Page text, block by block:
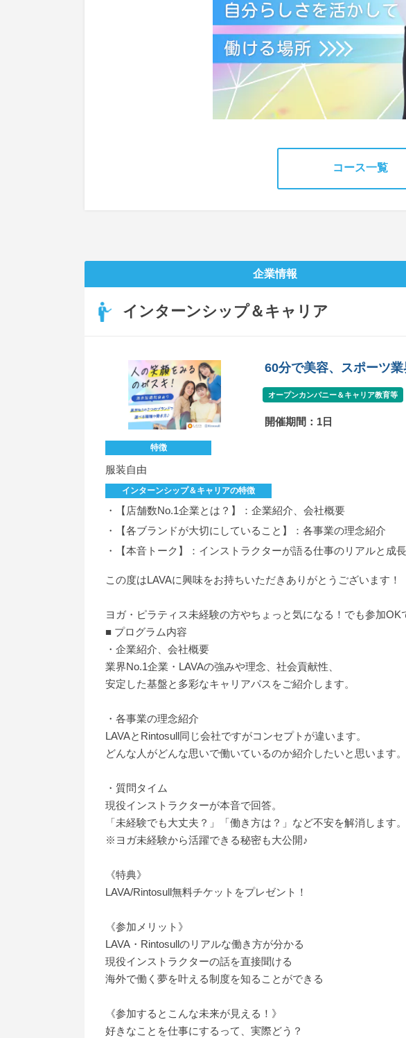
コース一覧
企業情報
インターンシップ＆キャリア
60分で美容、スポーツ
オープンカンパニー＆キャリア教育等
開催期間：1日
特徴
服装自由
インターンシップ＆キャリアの特徴
・【店舗数No.1企業とは？】：企業紹介、会社概要
・【各ブランドが大切にしていること】：各事業の理念紹介
・【本音トーク】：インストラクターが語る仕事のリアルと成長
この度はLAVAに興味をお持ちいただきありがとうございます！
ヨガ・ピラティス未経験の方やちょっと気になる！でも参加OK
■ プログラム内容
・企業紹介、会社概要
業界No.1企業・LAVAの強みや理念、社会貢献性、
安定した基盤と多彩なキャリアパスをご紹介します。
・各事業の理念紹介
LAVAとRintosull同じ会社ですがコンセプトが違います。
どんな人がどんな思いで働いているのか紹介したいと思います。
・質問タイム
現役インストラクターが本音で回答。
「未経験でも大丈夫？」「働き方は？」など不安を解消します。
※ヨガ未経験から活躍できる秘密も大公開♪
《特典》
LAVA/Rintosull無料チケットをプレゼント！
《参加メリット》
LAVA・Rintosullのリアルな働き方が分かる
現役インストラクターの話を直接聞ける
海外で働く夢を叶える制度を知ることができる
《参加するとこんな未来が見える！》
好きなことを仕事にするって、実際どう？